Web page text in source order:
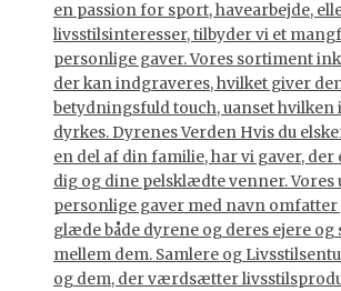
en passion for sport, havearbejde,
livsstilsinteresser, tilbyder vi et
personlige gaver. Vores sortiment
der kan indgraveres, hvilket giver
betydningsfuld touch, uanset hvilken
dyrkes. Dyrenes Verden Hvis du
en del af din familie, har vi gaver, der
dig og dine pelsklædte venner. Vores
personlige gaver med navn omfatter
glæde både dyrene og deres ejere og
mellem dem. Samlere og
og dem, der værdsætter